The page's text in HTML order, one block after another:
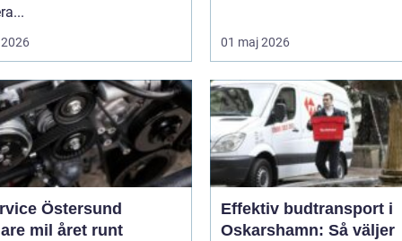
01 maj 2026
Östersund
mil året runt
Effektiv budtransport i
Oskarshamn: Så väljer